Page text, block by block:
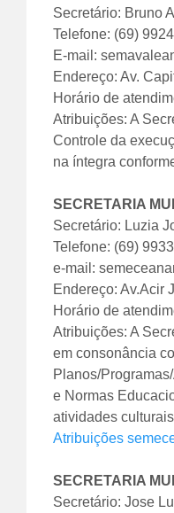
Secretário: Bruno
Telefone: (69)
E-mail:
Endereço: Av.
Horário de
Atribuições: A
Controle da
na íntegra
SECRETARIA
Secretário: Luzia
Telefone: (69)
e-mail:
Endereço: Av.Acir
Horário de
Atribuições: A
em consonância
Planos/
e Normas
atividades
Atribuições
SECRETARIA
Secretário: Jose